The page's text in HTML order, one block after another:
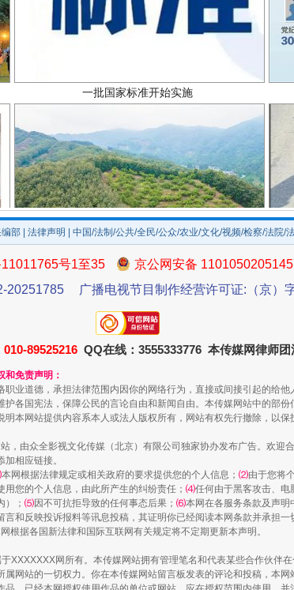
官
事
一批国家标准开始实施
以产业富民促振兴
从幼儿园到大学，有这些资助
部 法律声明 | 中国/法制/公共/全民/公众/农业/文化/视频/检察/法院/
号1至35
京公网安备
20251785
广播电视节目制作经营许可证:（京）
010-89525216 QQ在线：3555333776 本传媒网律师团
和免责声明：
业道德，承担法律范围内因你的网络行为，直接或间接引起的给
各国宪法，保障公民的言论自由和新闻自由。本传媒网站中的部
本网站提供内容系本人或法人版权所有，网站有权先行撤除，以
，由众全影视文化传媒（北京）有限公司独家协办发布广告。欢迎
相应链接。
本网根据法律规定或相关政府的要求提供您的个人信息； ⑵由于您将
您的个人信息，由此所产生的纠纷责任； ⑷任何由于黑客攻击、电
）； ⑸因不可抗拒导致的任何事态后果； ⑹本网在各服务条款及声明
和反映投诉报料等讯息投稿，其证明你已经阅读本网条款并承担
根据各国新法律和国际互联网有关规定将不定期更新本声明。
XXXXXXX网所有。本传媒网站拥有管理笔名和代表某些合作伙伴
网站的一切权力。你在本传媒网站留言板发表的评论和投稿，本